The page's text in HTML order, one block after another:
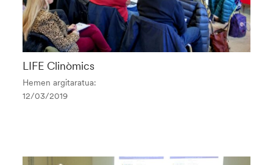
LIFE Clinòmics
Hemen argitaratua:
12/03/2019